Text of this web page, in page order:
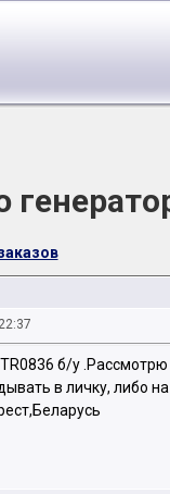
б/у
в личку, либо